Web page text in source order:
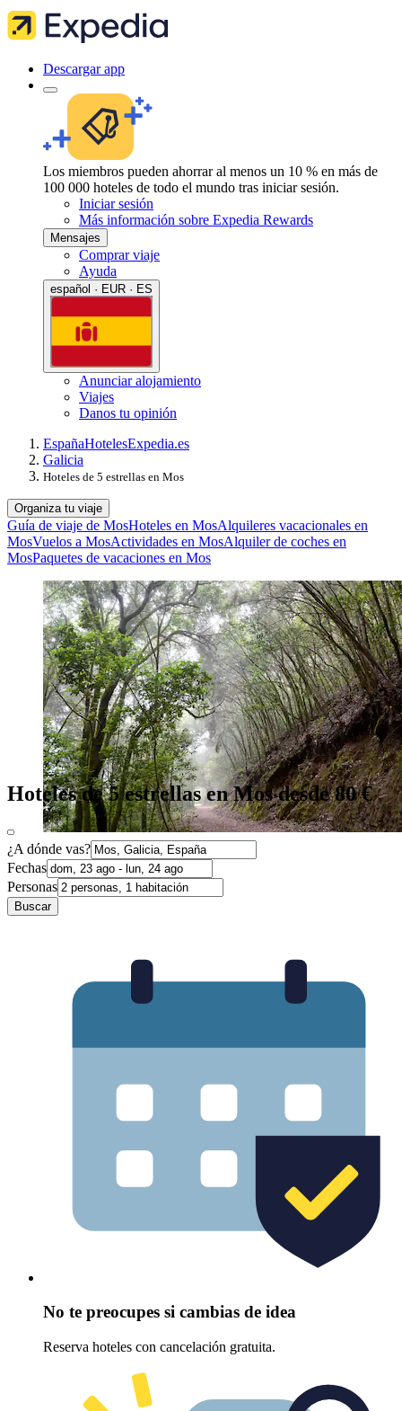
Descargar app
Los miembros pueden ahorrar al menos un 10 % en más de
100 000 hoteles de todo el mundo tras iniciar sesión.
Iniciar sesión
Más información sobre Expedia Rewards
Mensajes
Comprar viaje
Ayuda
español · EUR · ES
Anunciar alojamiento
Viajes
Danos tu opinión
EspañaHotelesExpedia.es
Galicia
Hoteles de 5 estrellas en Mos
Organiza tu viaje
Guía de viaje de MosHoteles en MosAlquileres vacacionales en
MosVuelos a MosActividades en MosAlquiler de coches en
MosPaquetes de vacaciones en Mos
Hoteles de 5 estrellas en Mos desde 80 €
¿A dónde vas?
Fechas
Personas
Buscar
No te preocupes si cambias de idea
Reserva hoteles con cancelación gratuita.